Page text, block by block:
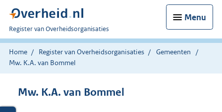
Menu
U
bent
nu
hier:
Register van Overheidsorganisaties
Home Register van Overheidsorganisaties
Gemeenten
Mw. K.A. van Bommel
Mw. K.A. van Bommel